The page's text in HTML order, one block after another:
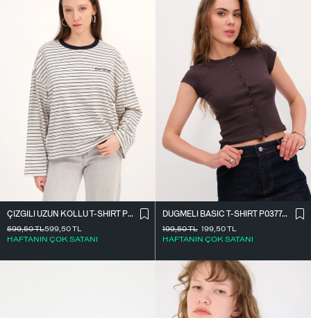
ÇIZGILI UZUN KOLLU T-SHIRT P10522
599,50TL
HAFTANIN ÇOK SATANI
599,50TL
DÜĞMELI BASIC T-SHIRT P0377-K12
199,50TL
HAFTANIN ÇOK SATANI
199,50TL